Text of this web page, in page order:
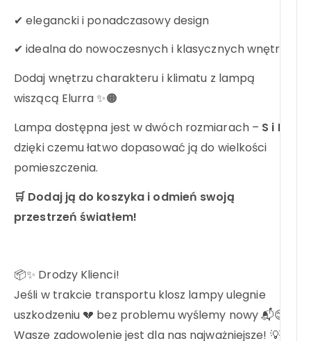
✔ elegancki i ponadczasowy design
✔ idealna do nowoczesnych i klasycznych wnętrz
Dodaj wnętrzu charakteru i klimatu z lampą
wiszącą Elurra ✨🟠
Lampa dostępna jest w dwóch rozmiarach – S i L
dzięki czemu łatwo dopasować ją do wielkości
pomieszczenia.
🛒 Dodaj ją do koszyka i odmień swoją
przestrzeń światłem!
📦✨ Drodzy Klienci!
Jeśli w trakcie transportu klosz lampy ulegnie
uszkodzeniu 💔 bez problemu wyślemy nowy 📬😊
Wasze zadowolenie jest dla nas najważniejsze! 💡❤️